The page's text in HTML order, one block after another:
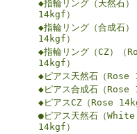
◆指輪リング（天然石）
14kgf）
◆指輪リング（合成石）
14kgf）
◆指輪リング（CZ）（
14kgf）
◆ピアス天然石（Rose
◆ピアス合成石（Rose
◆ピアスCZ（Rose
●ピアス天然石（White
14kgf）